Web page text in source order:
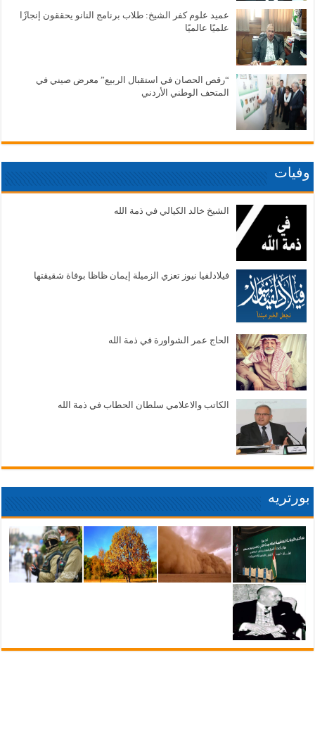
عميد علوم كفر الشيخ: طلاب برنامج النانو يحققون إنجازًا
علميًا عالميًا
“رقص الحصان في استقبال الربيع” معرض صيني في
المتحف الوطني الأردني
وفيات
الشيخ خالد الكيالي في ذمة الله
فيلادلفيا نيوز تعزي الزميلة إيمان ظاظا بوفاة شقيقتها
الحاج عمر الشواورة في ذمة الله
الكاتب والاعلامي سلطان الحطاب في ذمة الله
بورتريه